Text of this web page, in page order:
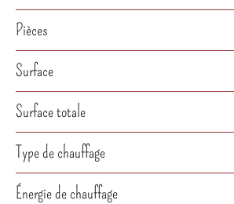
Pièces
Surface
Surface totale
Type de chauffage
Énergie de chauffage